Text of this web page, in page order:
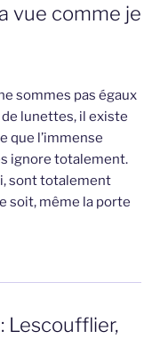
vue comme je
sommes pas égaux
lunettes, il existe
que l’immense
ignore totalement.
sont totalement
soit, même la porte
Lescoufflier,